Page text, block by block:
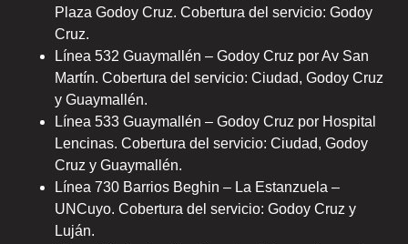
Plaza Godoy Cruz. Cobertura del servicio: Godoy
Cruz.
Línea 532 Guaymallén – Godoy Cruz por Av San
Martín. Cobertura del servicio: Ciudad, Godoy Cruz
y Guaymallén.
Línea 533 Guaymallén – Godoy Cruz por Hospital
Lencinas. Cobertura del servicio: Ciudad, Godoy
Cruz y Guaymallén.
Línea 730 Barrios Beghin – La Estanzuela –
UNCuyo. Cobertura del servicio: Godoy Cruz y
Luján.